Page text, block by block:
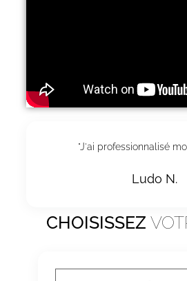
"J'ai professionnalisé
Ludo N.
CHOISISSEZ